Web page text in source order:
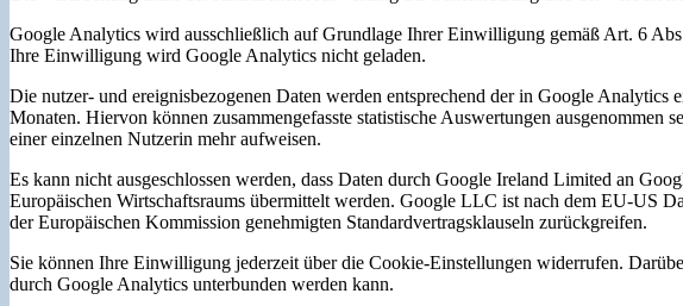
Google Analytics wird ausschließlich auf Grundlage Ihrer Einwilligung gemäß Art. 6
Ihre Einwilligung wird Google Analytics nicht geladen.
Die nutzer- und ereignisbezogenen Daten werden entsprechend der in Google Analytics
Monaten. Hiervon können zusammengefasste statistische Auswertungen
einer einzelnen Nutzerin mehr aufweisen.
Es kann nicht ausgeschlossen werden, dass Daten durch Google Ireland Limited an
Europäischen Wirtschaftsraums übermittelt werden. Google LLC ist nach dem EU-US
der Europäischen Kommission genehmigten Standardvertragsklauseln zurückgreifen.
Sie können Ihre Einwilligung jederzeit über die Cookie-Einstellungen widerrufen.
durch Google Analytics unterbunden werden kann.